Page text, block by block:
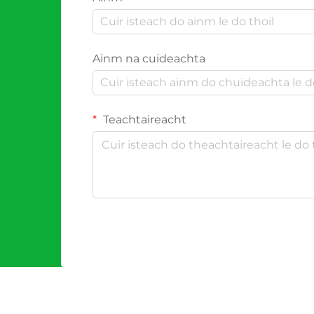
Ainm na cuideachta
Teachtaireacht